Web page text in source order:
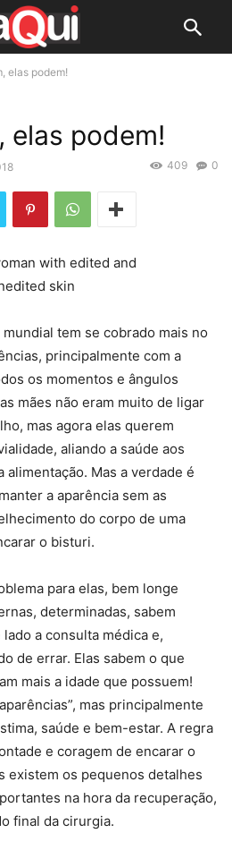
elas podem!
elas podem!
0
409
tem se cobrado mais no
principalmente com a
os momentos e ângulos
mães não eram muito de ligar
mas agora elas querem
aliando a saúde aos
Mas a verdade é
a aparência sem as
do corpo de uma
o bisturi.
para elas, bem longe
determinadas, sabem
a consulta médica e,
de errar. Elas sabem o que
mais a idade que possuem!
mas principalmente
saúde e bem-estar. A regra
e coragem de encarar o
existem os pequenos detalhes
na hora da recuperação,
final da cirurgia.